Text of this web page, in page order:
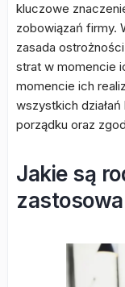
kluczowe
zobowiązań firmy.
zasada
strat w momencie
momencie ich
wszystkich
porządku oraz
Jakie są